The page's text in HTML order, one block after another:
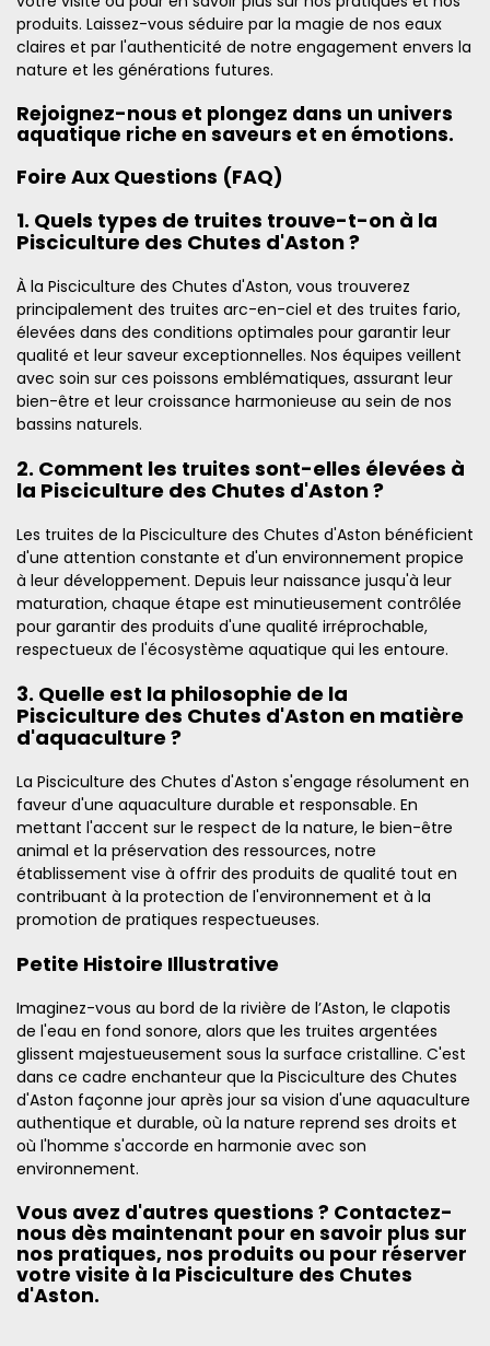
produits. Laissez-vous séduire par la magie de nos eaux
claires et par l'authenticité de notre engagement envers la
nature et les générations futures.
Rejoignez-nous et plongez dans un univers
aquatique riche en saveurs et en émotions.
Foire Aux Questions (FAQ)
1. Quels types de truites trouve-t-on à la
Pisciculture des Chutes d'Aston ?
À la Pisciculture des Chutes d'Aston, vous trouverez
principalement des truites arc-en-ciel et des truites fario,
élevées dans des conditions optimales pour garantir leur
qualité et leur saveur exceptionnelles. Nos équipes veillent
avec soin sur ces poissons emblématiques, assurant leur
bien-être et leur croissance harmonieuse au sein de nos
bassins naturels.
2. Comment les truites sont-elles élevées à
la Pisciculture des Chutes d'Aston ?
Les truites de la Pisciculture des Chutes d'Aston bénéficient
d'une attention constante et d'un environnement propice
à leur développement. Depuis leur naissance jusqu'à leur
maturation, chaque étape est minutieusement contrôlée
pour garantir des produits d'une qualité irréprochable,
respectueux de l'écosystème aquatique qui les entoure.
3. Quelle est la philosophie de la
Pisciculture des Chutes d'Aston en matière
d'aquaculture ?
La Pisciculture des Chutes d'Aston s'engage résolument en
faveur d'une aquaculture durable et responsable. En
mettant l'accent sur le respect de la nature, le bien-être
animal et la préservation des ressources, notre
établissement vise à offrir des produits de qualité tout en
contribuant à la protection de l'environnement et à la
promotion de pratiques respectueuses.
Petite Histoire Illustrative
Imaginez-vous au bord de la rivière de l’Aston, le clapotis
de l'eau en fond sonore, alors que les truites argentées
glissent majestueusement sous la surface cristalline. C'est
dans ce cadre enchanteur que la Pisciculture des Chutes
d'Aston façonne jour après jour sa vision d'une aquaculture
authentique et durable, où la nature reprend ses droits et
où l'homme s'accorde en harmonie avec son
environnement.
Vous avez d'autres questions ? Contactez-
nous dès maintenant pour en savoir plus sur
nos pratiques, nos produits ou pour réserver
votre visite à la Pisciculture des Chutes
d'Aston.